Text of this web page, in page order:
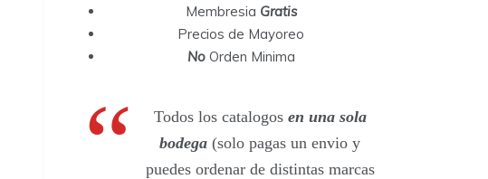
Membresia Gratis
Precios de Mayoreo
NoOrden Minima
Todos los catalogos en una sola
bodega (solo pagas un envio y
puedes ordenar de distintas marcas